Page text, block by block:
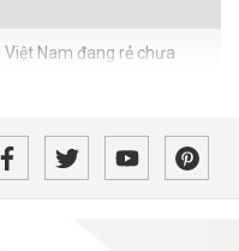
Nam đang rẻ chưa
Wild bản tiền thương
với loạt thay đổi đáng chú